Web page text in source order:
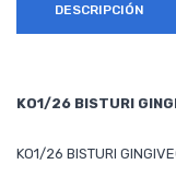
DESCRIPCIÓN
KO1/26 BISTURI
KO1/26 BISTURI